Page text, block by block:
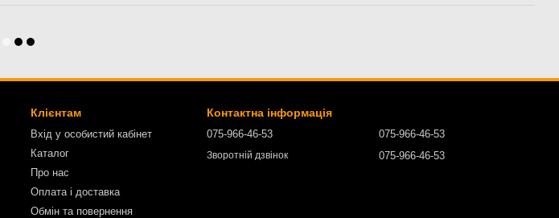
Клієнтам
Вхід у особистий кабінет
Каталог
Про нас
Оплата і доставка
Обмін та повернення
Контактна інформація
075-966-46-53
Зворотній дзвінок
075-966-46-53
075-966-46-53